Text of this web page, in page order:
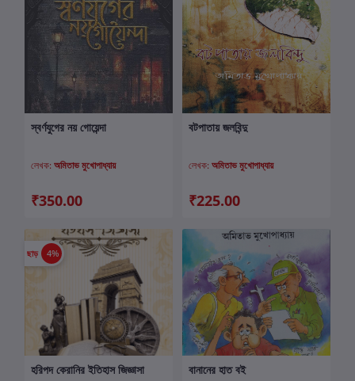
কার্টে যোগ করুন
স্বর্ণযুগের নয় গোয়েন্দা
লেখক: অমিতাভ মুখোপাধ্যায়
₹350.00
কার্টে যোগ করুন
বটপাতায় জলবিন্দু
লেখক: অমিতাভ মুখোপাধ্যায়
₹225.00
ছাড় 4%
কার্টে যোগ করুন
হরিপদ কেরানির ইতিহাস জিজ্ঞাসা কার্টে যোগ করুন
বানানের হাত বই